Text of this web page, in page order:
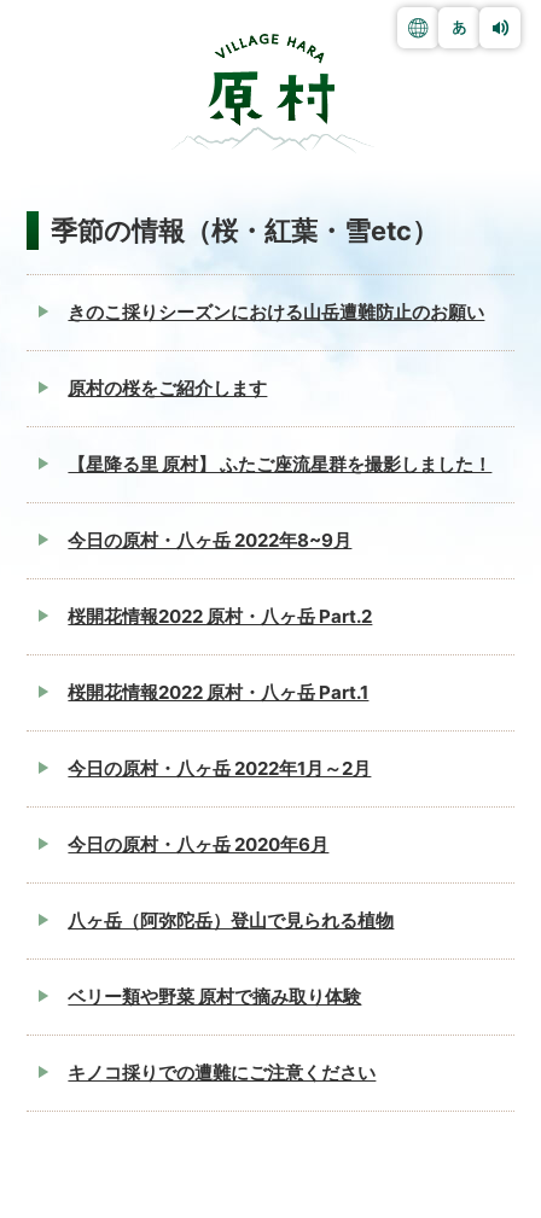
季節の情報（桜・紅葉・雪etc）
きのこ採りシーズンにおける山岳遭難防止のお願い
原村の桜をご紹介します
【星降る里 原村】 ふたご座流星群を撮影しました！
今日の原村・八ヶ岳 2022年8~9月
桜開花情報2022 原村・八ヶ岳 Part.2
桜開花情報2022 原村・八ヶ岳 Part.1
今日の原村・八ヶ岳 2022年1月～2月
今日の原村・八ヶ岳 2020年6月
八ヶ岳（阿弥陀岳）登山で見られる植物
ベリー類や野菜 原村で摘み取り体験
キノコ採りでの遭難にご注意ください